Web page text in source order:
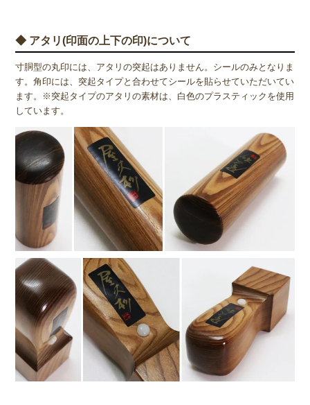
◆ アタリ(印面の上下の印)について
寸胴型の丸印には、アタリの突起はありません。シールのみとなりま
す。角印には、突起タイプと合わせてシールを貼らせていただいてい
ます。※突起タイプのアタリの素材は、白色のプラスティックを使用
しています。